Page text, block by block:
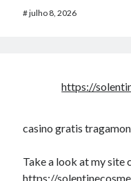
#julho 8, 2026
https://
casino gratis
Take a look at my site
https://